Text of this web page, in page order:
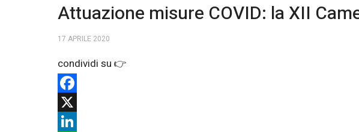
Attuazione misure COVID: la XII
17 APRILE 2020
Facebook
X